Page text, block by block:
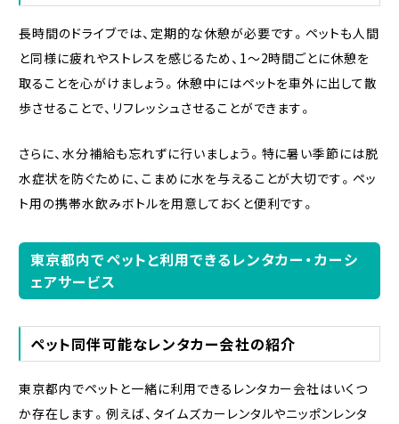
長時間のドライブでは、定期的な休憩が必要です。ペットも人間
と同様に疲れやストレスを感じるため、1～2時間ごとに休憩を
取ることを心がけましょう。休憩中にはペットを車外に出して散
歩させることで、リフレッシュさせることができます。
さらに、水分補給も忘れずに行いましょう。特に暑い季節には脱
水症状を防ぐために、こまめに水を与えることが大切です。ペッ
ト用の携帯水飲みボトルを用意しておくと便利です。
東京都内でペットと利用できるレンタカー・カーシ
ェアサービス
ペット同伴可能なレンタカー会社の紹介
東京都内でペットと一緒に利用できるレンタカー会社はいくつ
か存在します。例えば、タイムズカーレンタルやニッポンレンタ